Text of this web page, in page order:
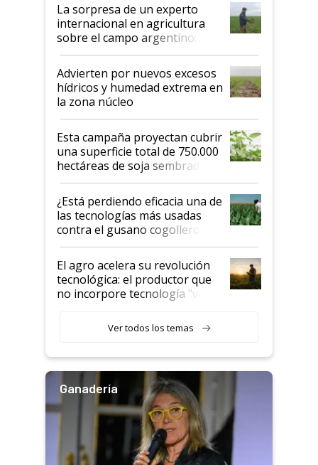
La sorpresa de un experto
internacional en agricultura
sobre el campo argentino:
"Estoy muy impresionado"
Advierten por nuevos excesos
hídricos y humedad extrema en
la zona núcleo
Esta campaña proyectan cubrir
una superficie total de 750.000
hectáreas de soja sembradas
con una nueva generación de
variedades que marcan un
salto tecnológico en genética y
rendimiento
¿Está perdiendo eficacia una de
las tecnologías más usadas
contra el gusano cogollero? El
desafío de una tecnología clave
El agro acelera su revolución
tecnológica: el productor que
no incorpore tecnología "va a
Ver todos los temas
Ganadería